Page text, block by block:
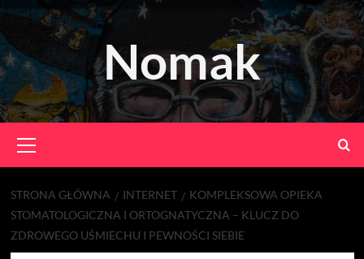
Skip
to
content
Nomak
Menu
STRONA GŁÓWNA INTERNET
KOMPLEKSOWA OPIEKA
STOMATOLOGICZNA I ORTOGNATYCZNA – KLUCZ DO
ZDROWEGO UŚMIECHU I PEWNOŚCI SIEBIE